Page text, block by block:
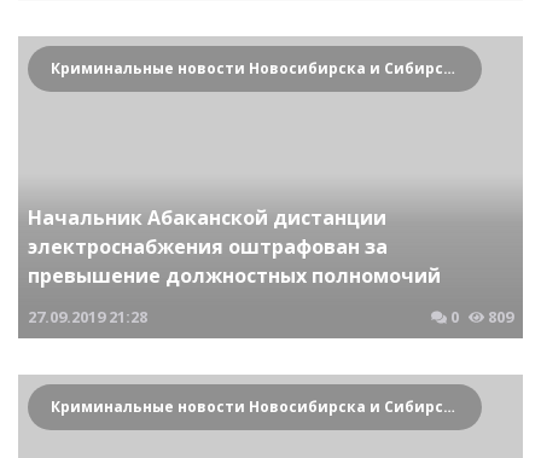
Криминальные новости Новосибирска и Сибирского региона
Начальник Абаканской дистанции
электроснабжения оштрафован за
превышение должностных полномочий
27.09.2019 21:28 0 809
Криминальные новости Новосибирска и Сибирского региона